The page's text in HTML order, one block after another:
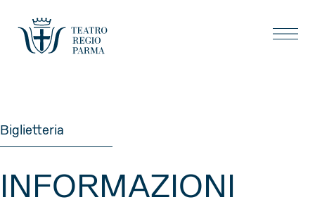
Biglietteria
INFORMAZIONI